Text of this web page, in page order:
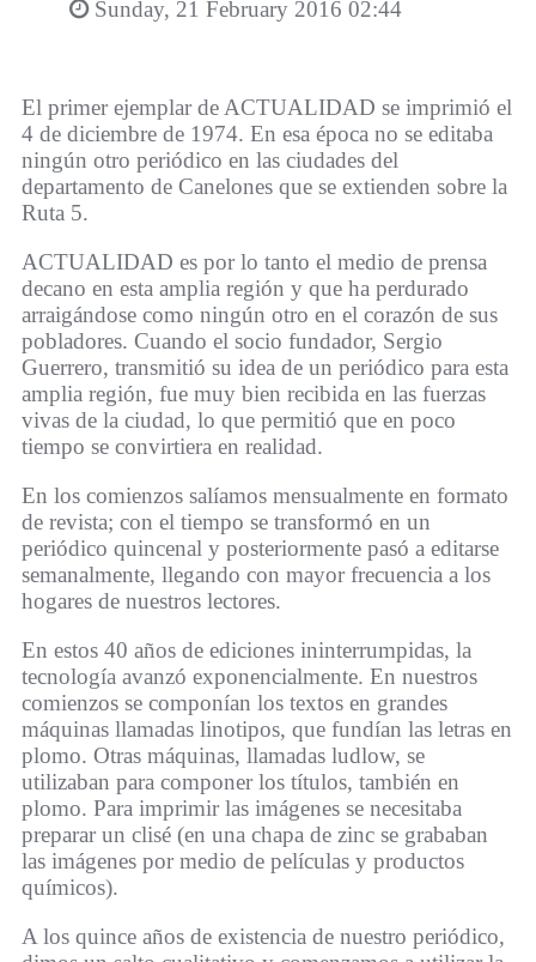
Sunday, 21 February 2016 02:44
El primer ejemplar de ACTUALIDAD se imprimió el
4 de diciembre de 1974. En esa época no se editaba
ningún otro periódico en las ciudades del
departamento de Canelones que se extienden sobre la
Ruta 5.
ACTUALIDAD es por lo tanto el medio de prensa
decano en esta amplia región y que ha perdurado
arraigándose como ningún otro en el corazón de sus
pobladores. Cuando el socio fundador, Sergio
Guerrero, transmitió su idea de un periódico para esta
amplia región, fue muy bien recibida en las fuerzas
vivas de la ciudad, lo que permitió que en poco
tiempo se convirtiera en realidad.
En los comienzos salíamos mensualmente en formato
de revista; con el tiempo se transformó en un
periódico quincenal y posteriormente pasó a editarse
semanalmente, llegando con mayor frecuencia a los
hogares de nuestros lectores.
En estos 40 años de ediciones ininterrumpidas, la
tecnología avanzó exponencialmente. En nuestros
comienzos se componían los textos en grandes
máquinas llamadas linotipos, que fundían las letras en
plomo. Otras máquinas, llamadas ludlow, se
utilizaban para componer los títulos, también en
plomo. Para imprimir las imágenes se necesitaba
preparar un clisé (en una chapa de zinc se grababan
las imágenes por medio de películas y productos
químicos).
A los quince años de existencia de nuestro periódico,